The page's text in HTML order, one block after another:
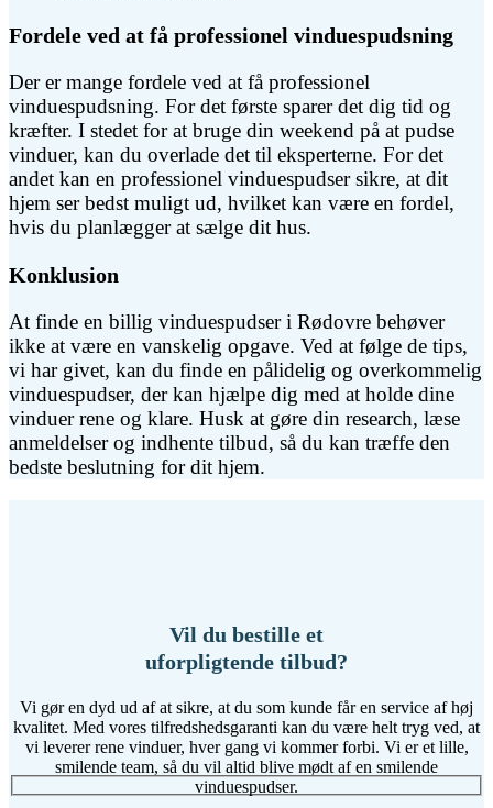
Fordele ved at få professionel vinduespudsning
Der er mange fordele ved at få professionel
vinduespudsning. For det første sparer det dig tid og
kræfter. I stedet for at bruge din weekend på at pudse
vinduer, kan du overlade det til eksperterne. For det
andet kan en professionel vinduespudser sikre, at dit
hjem ser bedst muligt ud, hvilket kan være en fordel,
hvis du planlægger at sælge dit hus.
Konklusion
At finde en billig vinduespudser i Rødovre behøver
ikke at være en vanskelig opgave. Ved at følge de tips,
vi har givet, kan du finde en pålidelig og overkommelig
vinduespudser, der kan hjælpe dig med at holde dine
vinduer rene og klare. Husk at gøre din research, læse
anmeldelser og indhente tilbud, så du kan træffe den
bedste beslutning for dit hjem.
Vil du bestille et
uforpligtende tilbud?
Vi gør en dyd ud af at sikre, at du som kunde får en service af høj
kvalitet. Med vores tilfredshedsgaranti kan du være helt tryg ved, at
vi leverer rene vinduer, hver gang vi kommer forbi. Vi er et lille,
smilende team, så du vil altid blive mødt af en smilende
vinduespudser.